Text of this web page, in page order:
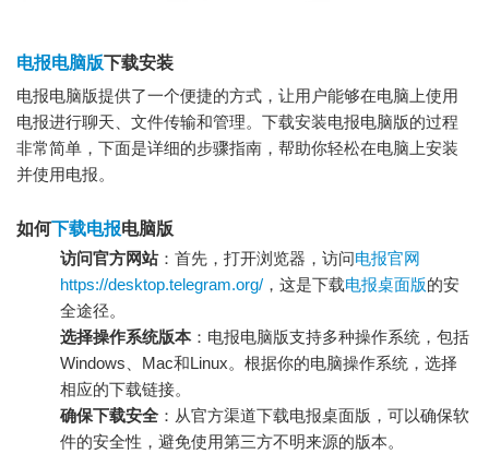
电报电脑版下载安装
电报电脑版提供了一个便捷的方式，让用户能够在电脑上使用
电报进行聊天、文件传输和管理。下载安装电报电脑版的过程
非常简单，下面是详细的步骤指南，帮助你轻松在电脑上安装
并使用电报。
如何下载电报电脑版
访问官方网站：首先，打开浏览器，访问电报官网
https://desktop.telegram.org/ ，这是下载电报桌面版的安
全途径。
选择操作系统版本：电报电脑版支持多种操作系统，包括
Windows、Mac和Linux。根据你的电脑操作系统，选择
相应的下载链接。
确保下载安全：从官方渠道下载电报桌面版，可以确保软
件的安全性，避免使用第三方不明来源的版本。